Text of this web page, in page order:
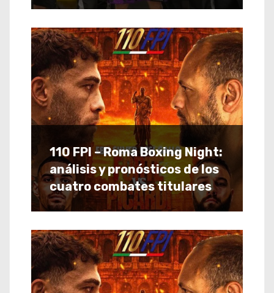
110 FPI – Roma Boxing Night:
análisis y pronósticos de los
cuatro combates titulares